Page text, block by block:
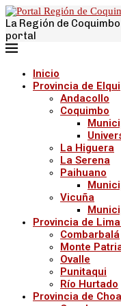
La Región de
portal
Inicio
Provincia de Elqui
Andacollo
Coquimbo
La Higuera
La Serena
Paihuano
Vicuña
Provincia de
Combarbalá
Monte
Ovalle
Punitaqui
Río Hurtado
Provincia de